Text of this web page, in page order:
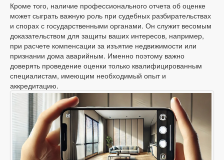
Кроме того, наличие профессионального отчета об оценке
может сыграть важную роль при судебных разбирательствах
и спорах с государственными органами. Он служит весомым
доказательством для защиты ваших интересов, например,
при расчете компенсации за изъятие недвижимости или
признании дома аварийным. Именно поэтому важно
доверять проведение оценки только квалифицированным
специалистам, имеющим необходимый опыт и
аккредитацию.